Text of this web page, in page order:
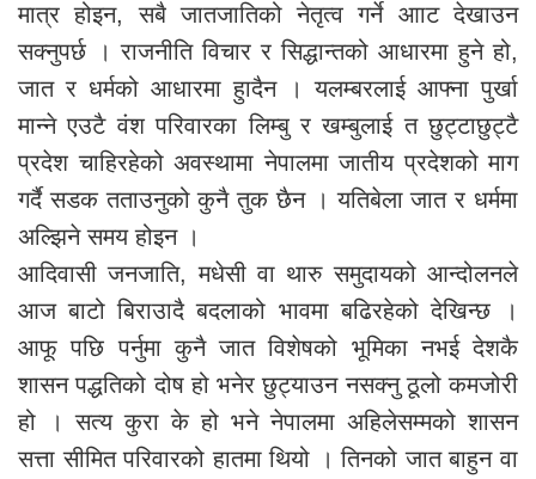
मात्र होइन, सबै जातजातिको नेतृत्व गर्ने आाट देखाउन
सक्नुपर्छ । राजनीति विचार र सिद्धान्तको आधारमा हुने हो,
जात र धर्मको आधारमा हुादैन । यलम्बरलाई आफ्ना पुर्खा
मान्ने एउटै वंश परिवारका लिम्बु र खम्बुलाई त छुट्टाछुट्टै
प्रदेश चाहिरहेको अवस्थामा नेपालमा जातीय प्रदेशको माग
गर्दै सडक तताउनुको कुनै तुक छैन । यतिबेला जात र धर्ममा
अल्झिने समय होइन ।
आदिवासी जनजाति, मधेसी वा थारु समुदायको आन्दोलनले
आज बाटो बिराउादै बदलाको भावमा बढिरहेको देखिन्छ ।
आफू पछि पर्नुमा कुनै जात विशेषको भूमिका नभई देशकै
शासन पद्धतिको दोष हो भनेर छुट्याउन नसक्नु ठूलो कमजोरी
हो । सत्य कुरा के हो भने नेपालमा अहिलेसम्मको शासन
सत्ता सीमित परिवारको हातमा थियो । तिनको जात बाहुन वा